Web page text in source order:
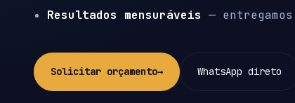
Resultados mensuráveis —
Solicitar orçamento→ WhatsApp direto